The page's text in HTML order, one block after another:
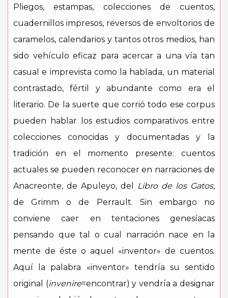
Pliegos, estampas, colecciones de cuentos,
cuadernillos impresos, reversos de envoltorios de
caramelos, calendarios y tantos otros medios, han
sido vehículo eficaz para acercar a una vía tan
casual e imprevista como la hablada, un material
contrastado, fértil y abundante como era el
literario. De la suerte que corrió todo ese corpus
pueden hablar los estudios comparativos entre
colecciones conocidas y documentadas y la
tradición en el momento presente: cuentos
actuales se pueden reconocer en narraciones de
Anacreonte, de Apuleyo, del
Libro de los Gatos,
de Grimm o de Perrault. Sin embargo no
conviene caer en tentaciones genesíacas
pensando que tal o cual narración nace en la
mente de éste o aquel «inventor» de cuentos.
Aquí la palabra «inventor» tendría su sentido
original (invenire=encontrar) y vendría a designar